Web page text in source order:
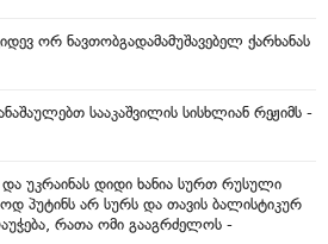
ორ ნავთობგადამამუშავებელ ქარხანას
სააკაშვილის სისხლიან რეჟიმს -
და უკრაინას დიდი ხანია სურთ რუსული
პუტინს არ სურს და თავის ბალისტიკურ
რათა ომი გააგრძელოს -